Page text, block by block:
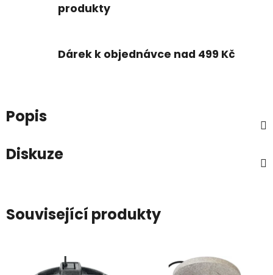
produkty
Dárek k objednávce nad 499 Kč
Popis
Diskuze
Související produkty